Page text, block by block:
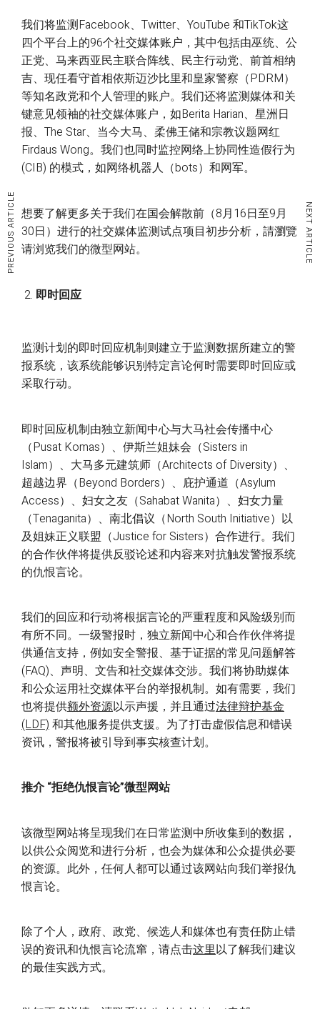
我们将监测Facebook、Twitter、YouTube 和TikTok这
四个平台上的96个社交媒体账户，其中包括由巫统、公
正党、马来西亚民主联合阵线、民主行动党、前首相纳
吉、现任看守首相依斯迈沙比里和皇家警察（PDRM）
等知名政党和个人管理的账户。我们还将监测媒体和关
键意见领袖的社交媒体账户，如Berita Harian、星洲日
报、The Star、当今大马、柔佛王储和宗教议题网红
Firdaus Wong。我们也同时监控网络上协同性造假行为
(CIB) 的模式，如网络机器人（bots）和网军。
想要了解更多关于我们在国会解散前（8月16日至9月
30日）进行的社交媒体监测试点项目初步分析，請瀏覽
请浏览我们的微型网站。
即时回应
监测计划的即时回应机制则建立于监测数据所建立的警
报系统，该系统能够识别特定言论何时需要即时回应或
采取行动。
即时回应机制由独立新闻中心与大马社会传播中心
（Pusat Komas）、伊斯兰姐妹会（Sisters in
Islam）、大马多元建筑师（Architects of Diversity）、
超越边界（Beyond Borders）、庇护通道（Asylum
Access）、妇女之友（Sahabat Wanita）、妇女力量
（Tenaganita）、南北倡议（North South Initiative）以
及姐妹正义联盟（Justice for Sisters）合作进行。我们
的合作伙伴将提供反驳论述和内容来对抗触发警报系统
的仇恨言论。
我们的回应和行动将根据言论的严重程度和风险级别而
有所不同。一级警报时，独立新闻中心和合作伙伴将提
供通信支持，例如安全警报、基于证据的常见问题解答
(FAQ)、声明、文告和社交媒体交涉。我们将协助媒体
和公众运用社交媒体平台的举报机制。如有需要，我们
也将提供额外资源以示声援，并且通过法律辩护基金
(LDF)和其他服务提供支援。为了打击虚假信息和错误
资讯，警报将被引导到事实核查计划。
推介 “拒绝仇恨言论”微型网站
该微型网站将呈现我们在日常监测中所收集到的数据，
以供公众阅览和进行分析，也会为媒体和公众提供必要
的资源。此外，任何人都可以通过该网站向我们举报仇
恨言论。
除了个人，政府、政党、候选人和媒体也有责任防止错
误的资讯和仇恨言论流窜，请点击这里以了解我们建议
的最佳实践方式。
PREVIOUS ARTICLE NEXT ARTICLE